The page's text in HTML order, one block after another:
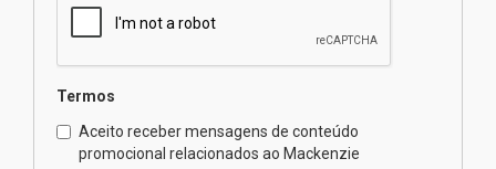
mesmo do Ensino Médio
Como os pais podem investir
na educação dos filhos além da
escola
Termos
Aceito receber mensagens de conteúdo
promocional relacionados ao Mackenzie